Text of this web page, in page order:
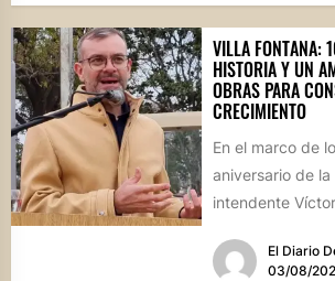
VILLA FONTANA:
HISTORIA Y UN
OBRAS PARA
CRECIMIENTO
En el marco de
aniversario de
intendente
El Diario
03/08/